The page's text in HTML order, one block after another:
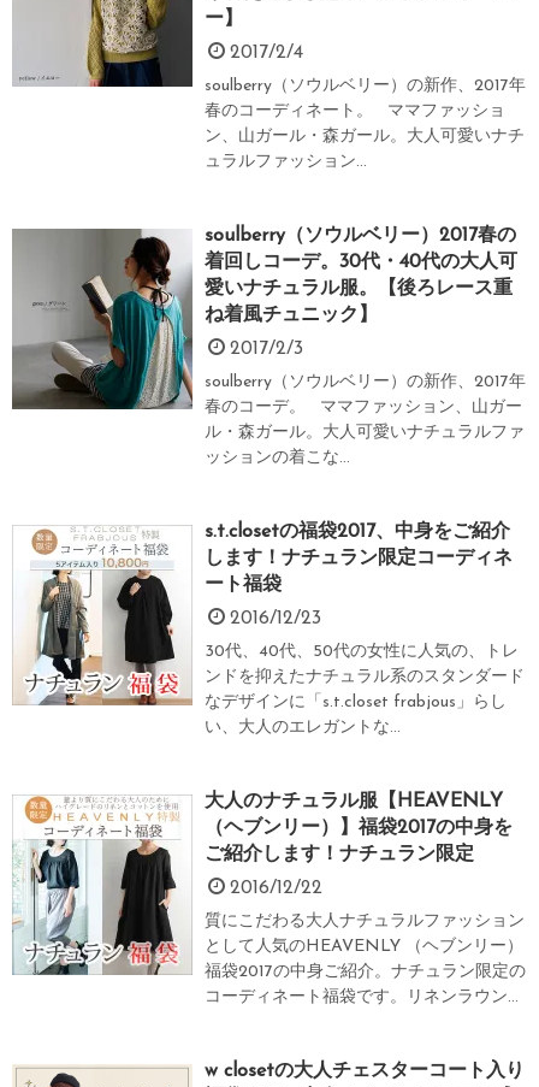
ー】
2017/2/4
soulberry（ソウルベリー）の新作、2017年
春のコーディネート。 ママファッショ
ン、山ガール・森ガール。大人可愛いナチ
ュラルファッション...
soulberry（ソウルベリー）2017春の
着回しコーデ。30代・40代の大人可
愛いナチュラル服。【後ろレース重
ね着風チュニック】
2017/2/3
soulberry（ソウルベリー）の新作、2017年
春のコーデ。 ママファッション、山ガー
ル・森ガール。大人可愛いナチュラルファ
ッションの着こな...
s.t.closetの福袋2017、中身をご紹介
します！ナチュラン限定コーディネ
ート福袋
2016/12/23
30代、40代、50代の女性に人気の、トレ
ンドを抑えたナチュラル系のスタンダード
なデザインに「s.t.closet frabjous」らし
い、大人のエレガントな...
大人のナチュラル服【HEAVENLY
（ヘブンリー）】福袋2017の中身を
ご紹介します！ナチュラン限定
2016/12/22
質にこだわる大人ナチュラルファッション
として人気のHEAVENLY （ヘブンリー）
福袋2017の中身ご紹介。ナチュラン限定の
コーディネート福袋です。リネンラウン...
w closetの大人チェスターコート入り